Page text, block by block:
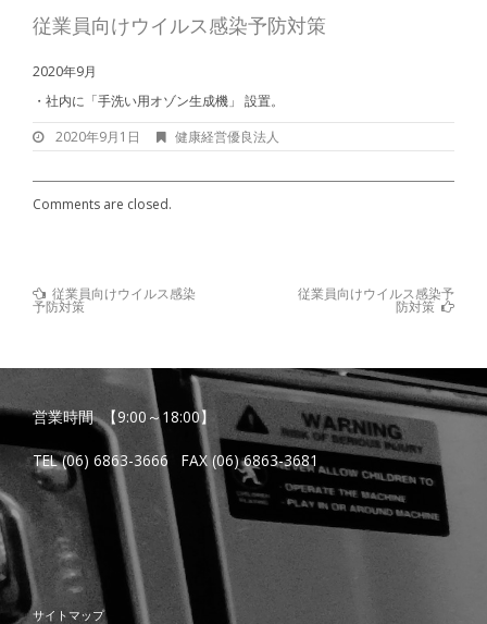
従業員向けウイルス感染予防対策
2020年9月
・社内に「手洗い用オゾン生成機」 設置。
2020年9月1日
2020
年
月
1
健康経営優良法人
Comments are closed.
Post
従業員向けウイルス感染予
防対策 Next
Previous
Post
:
従業員向けウイルス感染
予防対策
営業時間 【9:00～18:00】
TEL (06) 6863-3666 FAX (06) 6863-3681
サイトマップ